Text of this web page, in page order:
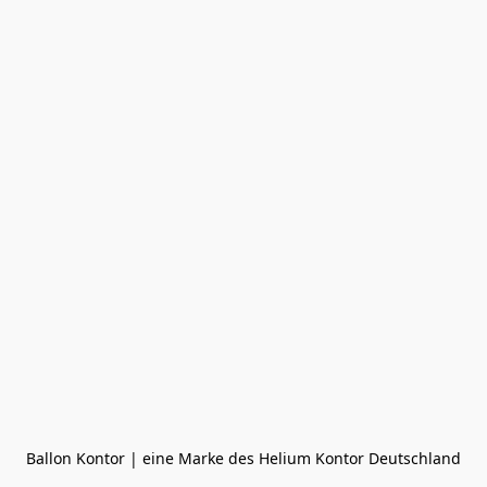
Ballon Kontor | eine Marke des Helium Kontor Deutschland